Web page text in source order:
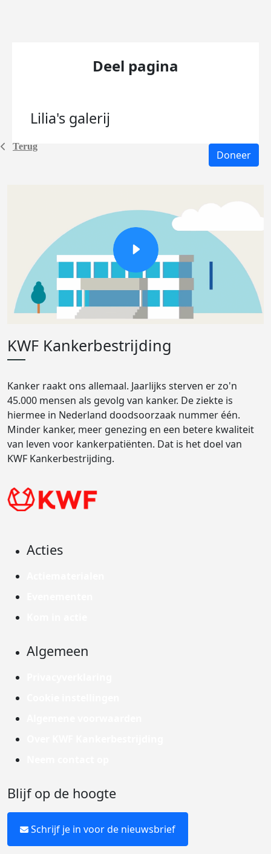
Terug
Deel pagina
Lilia's galerij
Doneer
KWF Kankerbestrijding
Kanker raakt ons allemaal. Jaarlijks sterven er zo'n
45.000 mensen als gevolg van kanker. De ziekte is
hiermee in Nederland doodsoorzaak nummer één.
Minder kanker, meer genezing en een betere kwaliteit
van leven voor kankerpatiënten. Dat is het doel van
KWF Kankerbestrijding.
Acties
Algemeen
Blijf op de hoogte
Schrijf je in voor de nieuwsbrief